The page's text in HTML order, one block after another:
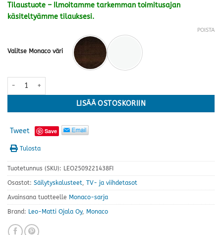
Tilaustuote – Ilmoitamme tarkemman toimitusajan
käsiteltyämme tilauksesi.
Valitse Monaco väri
POISTA
Monaco matala taso nro 1 · kaksi väriä määrä
LISÄÄ OSTOSKORIIN
Tweet Save
Tulosta
Tuotetunnus (SKU): LEO2509221438FI
Osastot: Säilytyskalusteet TV- ja viihdetasot
Avainsana tuotteelle Monaco-sarja
Brand: Leo-Matti Ojala Oy, Monaco